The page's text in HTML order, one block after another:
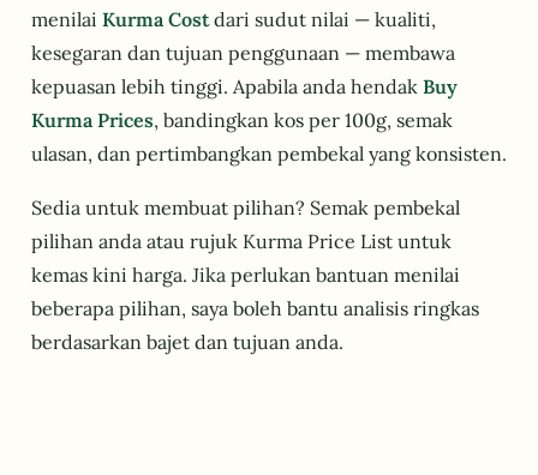
menilai Kurma Costdari sudut nilai — kualiti,
kesegaran dan tujuan penggunaan — membawa
kepuasan lebih tinggi. Apabila anda hendak Buy
Kurma Prices, bandingkan kos per 100g, semak
ulasan, dan pertimbangkan pembekal yang konsisten.
Sedia untuk membuat pilihan? Semak pembekal
pilihan anda atau rujuk Kurma Price List untuk
kemas kini harga. Jika perlukan bantuan menilai
beberapa pilihan, saya boleh bantu analisis ringkas
berdasarkan bajet dan tujuan anda.